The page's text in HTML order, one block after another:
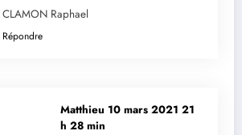
CLAMON Raphael
Répondre
Matthieu 10 mars 2021 21
h 28 min